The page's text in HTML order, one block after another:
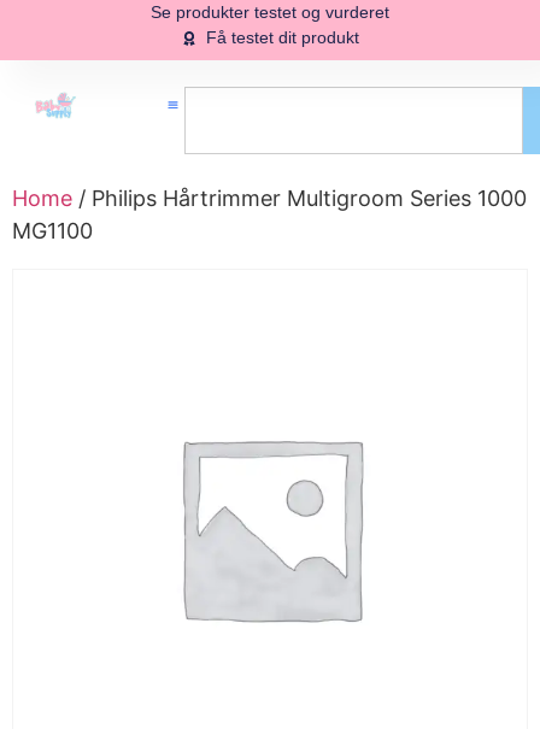
Se produkter testet og vurderet
Få testet dit produkt
Home / Philips Hårtrimmer Multigroom Series 1000
MG1100